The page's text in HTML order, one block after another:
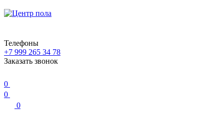
Телефоны
+7 999 265 34 78
Заказать звонок
0
0
0